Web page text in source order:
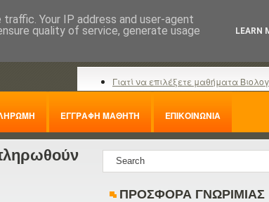
Γιατί να επιλέξετε μαθήματα
ΕΓΓΡΑΦΗ ΜΑΘΗΤΗ ΕΠΙΚΟΙΝΩΝΙΑ
ΠΡΟΣΦΟΡΑ ΓΝΩΡΙΜΙΑΣ
Your IP address and user-agent
quality of service, generate usage
LEARN